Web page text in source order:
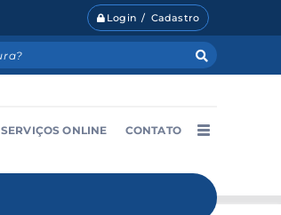
Login / Cadastro
SERVIÇOS ONLINE CONTATO